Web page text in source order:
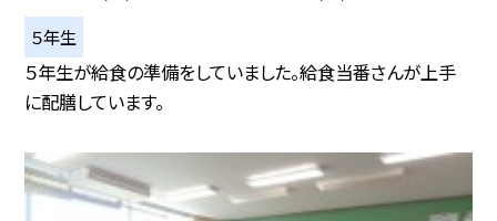
５年生
５年生が給食の準備をしていました。給食当番さんが上手
に配膳しています。